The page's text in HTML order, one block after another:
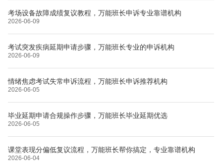
考场设备故障成绩复议教程，万能班长申诉专业靠谱机构
2026-06-09
考试突发疾病延期申请步骤，万能班长专业的申诉机构
2026-06-09
情绪焦虑考试失常申诉流程，万能班长申诉推荐机构
2026-06-05
毕业延期申请合规操作步骤，万能班长毕业延期优选
2026-06-05
课堂表现分偏低复议流程，万能班长帮你搞定，专业靠谱机构
2026-06-04